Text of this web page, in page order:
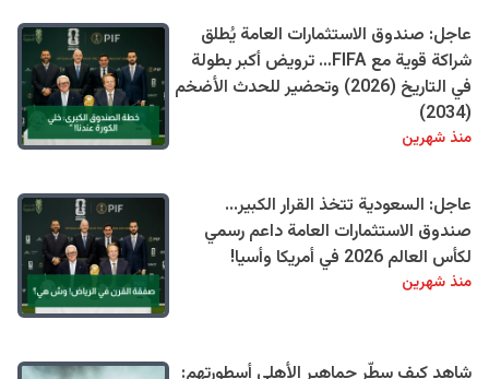
عاجل: صندوق الاستثمارات العامة يُطلق
شراكة قوية مع FIFA… ترويض أكبر بطولة
في التاريخ (2026) وتحضير للحدث الأضخم
(2034)
منذ شهرين
عاجل: السعودية تتخذ القرار الكبير...
صندوق الاستثمارات العامة داعم رسمي
لكأس العالم 2026 في أمريكا وأسيا!
منذ شهرين